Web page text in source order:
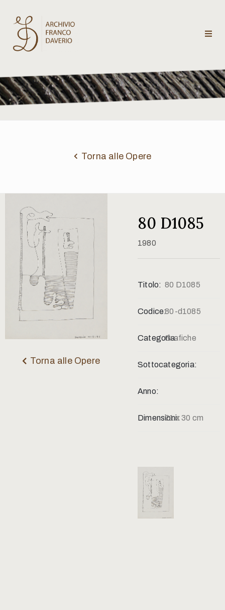
Archivio
Franco
Daverio
critici
Contatti
Torna alle Opere
Torna alle Opere
80 D1085
1980
Titolo: 80 D1085
Codice:80-d1085
Categoria:Grafiche
Sottocategoria:
Anno:
Dimensioni:21 x 30 cm